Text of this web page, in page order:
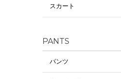
スカート
PANTS
パンツ